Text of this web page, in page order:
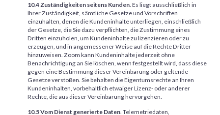
10.4 Zuständigkeiten seitens Kunden. Es liegt ausschließlich in
Ihrer Zuständigkeit, sämtliche Gesetze und Vorschriften
einzuhalten, denen die Kundeninhalte unterliegen, einschließlich
der Gesetze, die Sie dazu verpflichten, die Zustimmung eines
Dritten einzuholen, um Kundeninhalte zu lizenzieren oder zu
erzeugen, und in angemessener Weise auf die Rechte Dritter
hinzuweisen. Zoom kann Kundeninhalte jederzeit ohne
Benachrichtigung an Sie löschen, wenn festgestellt wird, dass diese
gegen eine Bestimmung dieser Vereinbarung oder geltende
Gesetze verstoßen. Sie behalten die Eigentumsrechte an Ihren
Kundeninhalten, vorbehaltlich etwaiger Lizenz- oder anderer
Rechte, die aus dieser Vereinbarung hervorgehen.
10.5 Vom Dienst generierte Daten. Telemetriedaten,